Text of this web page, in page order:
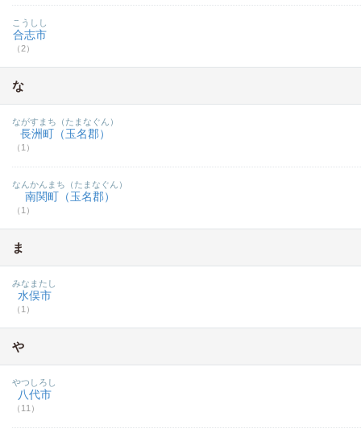
合志市
（2）
こうしし
な
長洲町（玉名郡）
（1）
ながすまち（たまなぐん）
南関町（玉名郡）
（1）
なんかんまち（たまなぐん）
ま
水俣市
（1）
みなまたし
や
八代市
（11）
やつしろし